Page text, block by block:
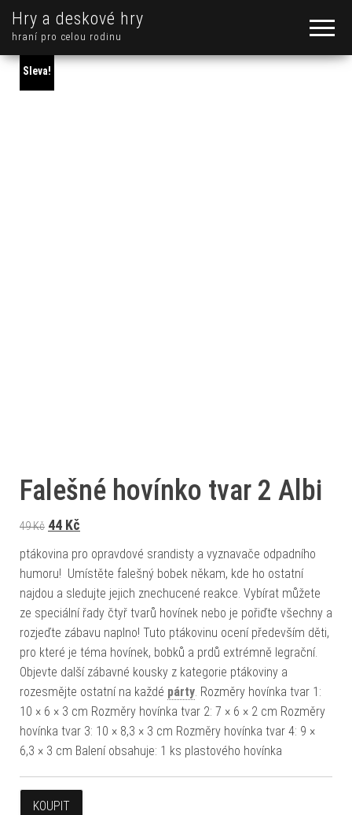
Hry a deskové hry
hraní pro celou rodinu
Sleva!
Falešné hovínko tvar 2 Albi
49Kč Původní cena byla: 49 Kč.
44 Kč
ptákovina pro opravdové srandisty a vyznavače odpadního
humoru! Umístěte falešný bobek někam, kde ho ostatní
najdou a sledujte jejich znechucené reakce. Vybírat můžete
ze speciální řady čtyř tvarů hovínek nebo je pořiďte všechny a
rozjeďte zábavu naplno! Tuto ptákovinu ocení především děti,
pro které je téma hovínek, bobků a prdů extrémně legrační.
Objevte další zábavné kousky z kategorie ptákoviny a
rozesmějte ostatní na každé párty . Rozměry hovínka tvar 1:
10 × 6 × 3 cm Rozměry hovínka tvar 2: 7 × 6 × 2 cm Rozměry
hovínka tvar 3: 10 × 8,3 × 3 cm Rozměry hovínka tvar 4: 9 ×
6,3 × 3 cm Balení obsahuje: 1 ks plastového hovínka
KOUPIT